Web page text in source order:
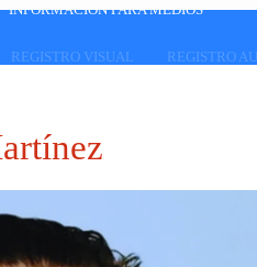
INFORMACIÓN PARA MEDIOS
REGISTRO VISUAL REGISTRO